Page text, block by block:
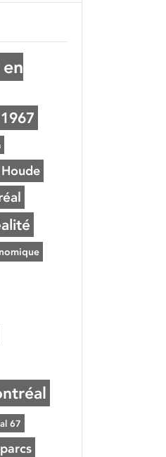
1967
67
parcs